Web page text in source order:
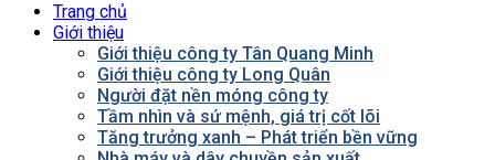
Trang chủ
Giới thiệu
Giới thiệu công ty Tân Quang Minh
Giới thiệu công ty Long Quân
Người đặt nền móng công ty
Tầm nhìn và sứ mệnh, giá trị cốt lõi
Tăng trưởng xanh – Phát triển bền vững